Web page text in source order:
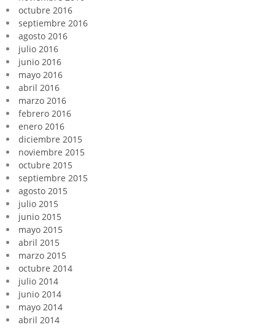
octubre 2016
septiembre 2016
agosto 2016
julio 2016
junio 2016
mayo 2016
abril 2016
marzo 2016
febrero 2016
enero 2016
diciembre 2015
noviembre 2015
octubre 2015
septiembre 2015
agosto 2015
julio 2015
junio 2015
mayo 2015
abril 2015
marzo 2015
octubre 2014
julio 2014
junio 2014
mayo 2014
abril 2014